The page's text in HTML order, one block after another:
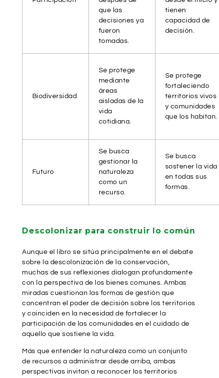
que las
decisiones ya
fueron
tomadas.
tienen
capacidad de
decisión.
Biodiversidad
Se protege
mediante
áreas
aisladas de la
vida
cotidiana.
Se protege
fortaleciendo
territorios vivos
y comunidades
que los habitan.
Futuro
Se busca
gestionar la
naturaleza
como un
recurso.
Se busca
sostener la vida
en todas sus
formas.
Descolonizar para construir lo común
Aunque el libro se sitúa principalmente en el debate
sobre la descolonización de la conservación,
muchas de sus reflexiones dialogan profundamente
con la perspectiva de los bienes comunes. Ambas
miradas cuestionan las formas de gestión que
concentran el poder de decisión sobre los territorios
y coinciden en la necesidad de fortalecer la
participación de las comunidades en el cuidado de
aquello que sostiene la vida.
Más que entender la naturaleza como un conjunto
de recursos a administrar desde arriba, ambas
perspectivas invitan a reconocer los territorios